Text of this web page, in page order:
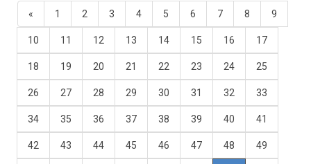
« 1 2 3 4 5 6 7 8 9
10 11 12 13 14 15 16 17
18 19 20 21 22 23 24 25
26 27 28 29 30 31 32 33
34 35 36 37 38 39 40 41
42 43 44 45 46 47 48 49